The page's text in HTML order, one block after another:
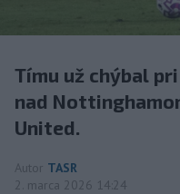
Tímu už chýbal
nad
United.
Autor TASR
2. marca 2026 14:24